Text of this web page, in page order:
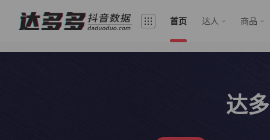
首页 达人 商品
达